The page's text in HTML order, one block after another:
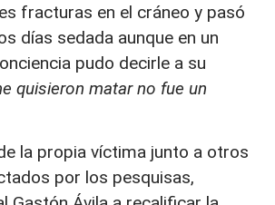
fracturas en el cráneo y pasó
días sedada aunque en un
pudo decirle a su
quisieron matar no fue un
la propia víctima junto a otros
por los pesquisas,